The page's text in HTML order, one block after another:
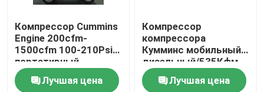
Компрессор Cummins
Engine 200cfm-
1500cfm 100-210Psi
портативный
дизельный
Лучшая цена
Компрессор
компрессора
Кумминс мобильный
дизельный/535Кфм
190Пси дизельный
для Сандбластинг
Лучшая цена